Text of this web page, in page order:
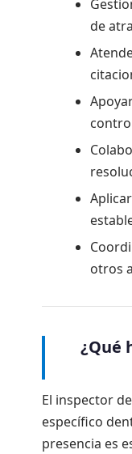
de
otros
¿Qué
El inspector
específico
presencia es